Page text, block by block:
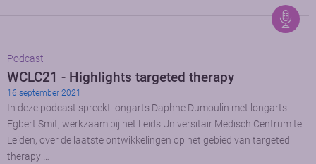
Podcast
WCLC21 - Highlights targeted therapy
16 september 2021
In deze podcast spreekt longarts Daphne Dumoulin met longarts
Egbert Smit, werkzaam bij het Leids Universitair Medisch Centrum te
Leiden, over de laatste ontwikkelingen op het gebied van targeted
therapy …